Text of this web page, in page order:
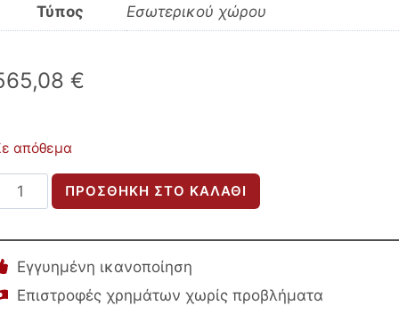
Τύπος Εσωτερικού χώρου
€
απόθεμα
ΠΡΟΣΘΉΚΗ ΣΤΟ ΚΑΛΆΘΙ
Εγγυημένη ικανοποίηση
Επιστροφές χρημάτων χωρίς προβλήματα